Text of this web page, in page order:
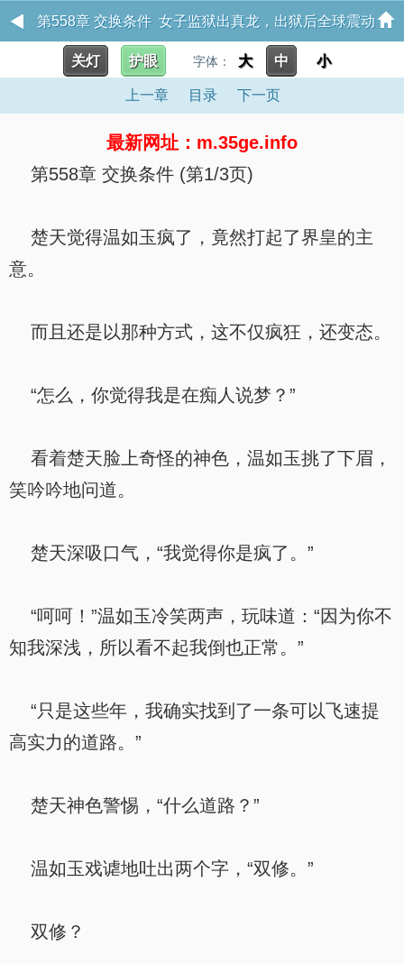
第558章 交换条件 女子监狱出真龙，出狱后全球震动
关灯 护眼 字体： 大 中 小
上一章 目录 下一页
最新网址：m.35ge.info
第558章 交换条件 (第1/3页)
楚天觉得温如玉疯了，竟然打起了界皇的主
意。
而且还是以那种方式，这不仅疯狂，还变态。
“怎么，你觉得我是在痴人说梦？”
看着楚天脸上奇怪的神色，温如玉挑了下眉，
笑吟吟地问道。
楚天深吸口气，“我觉得你是疯了。”
“呵呵！”温如玉冷笑两声，玩味道：“因为你不
知我深浅，所以看不起我倒也正常。”
“只是这些年，我确实找到了一条可以飞速提
高实力的道路。”
楚天神色警惕，“什么道路？”
温如玉戏谑地吐出两个字，“双修。”
双修？